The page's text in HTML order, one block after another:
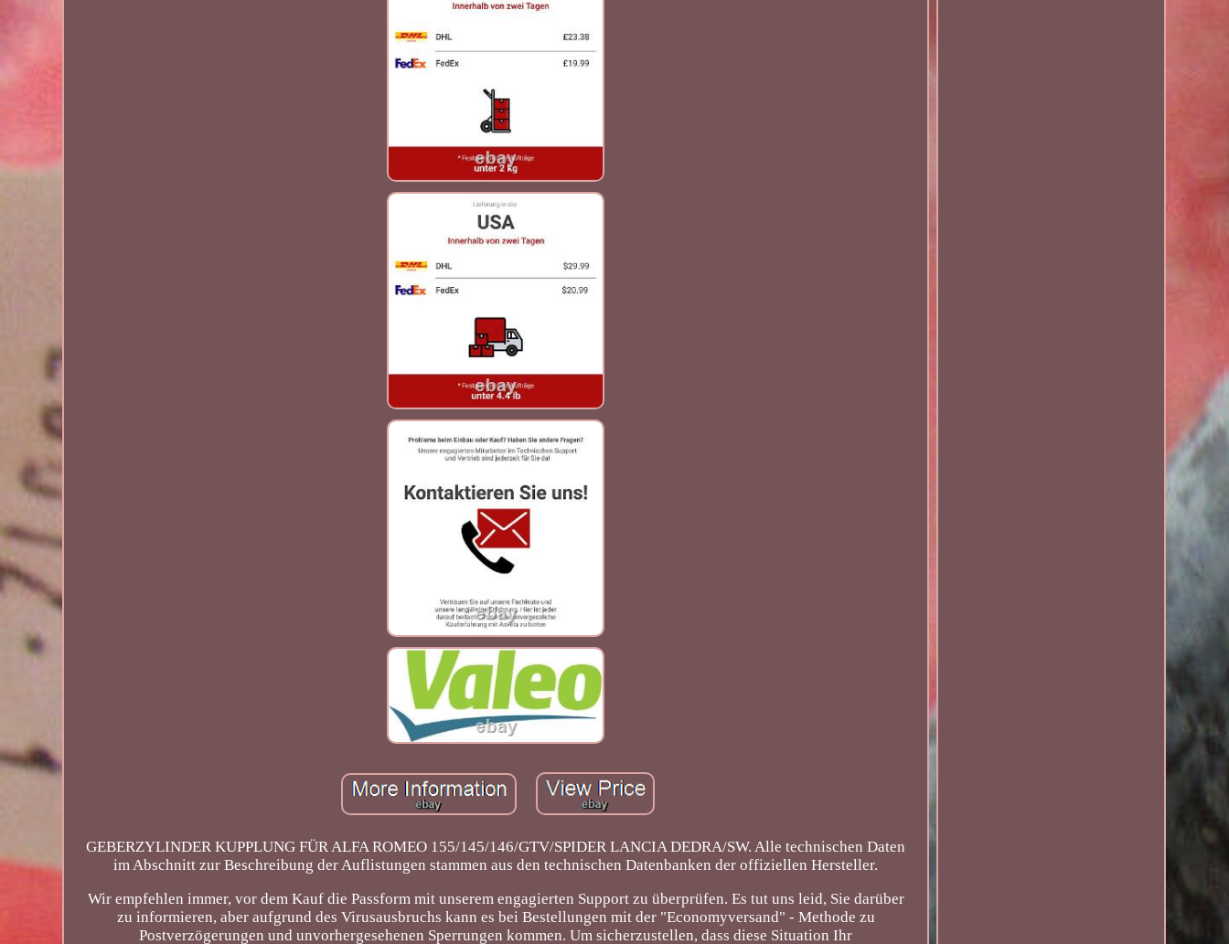
GEBERZYLINDER KUPPLUNG FÜR ALFA ROMEO 155/145/146/GTV/SPIDER LANCIA DEDRA/SW. Alle technischen Daten
im Abschnitt zur Beschreibung der Auflistungen stammen aus den technischen Datenbanken der offiziellen Hersteller.
Wir empfehlen immer, vor dem Kauf die Passform mit unserem engagierten Support zu überprüfen. Es tut uns leid, Sie darüber
zu informieren, aber aufgrund des Virusausbruchs kann es bei Bestellungen mit der "Economyversand" - Methode zu
Postverzögerungen und unvorhergesehenen Sperrungen kommen. Um sicherzustellen, dass diese Situation Ihr